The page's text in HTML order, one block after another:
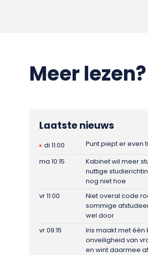
Meer lezen?
Laatste nieuws
di 11:00
Punt piept er even
ma 10:15
Kabinet wil meer
nuttige
nog niet hoe
vr 11:00
Niet overal code
sommige
wel door
vr 09:15
Iris maakt met één
onveiligheid van
en wint daarmee